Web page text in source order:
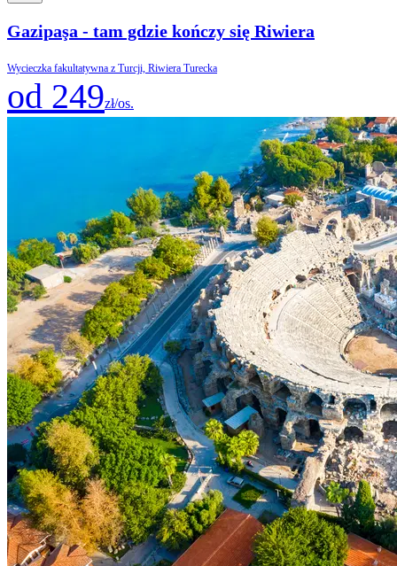
Gazipaşa - tam gdzie kończy się Riwiera
Wycieczka fakultatywna z Turcji, Riwiera Turecka
od 249zł/os.